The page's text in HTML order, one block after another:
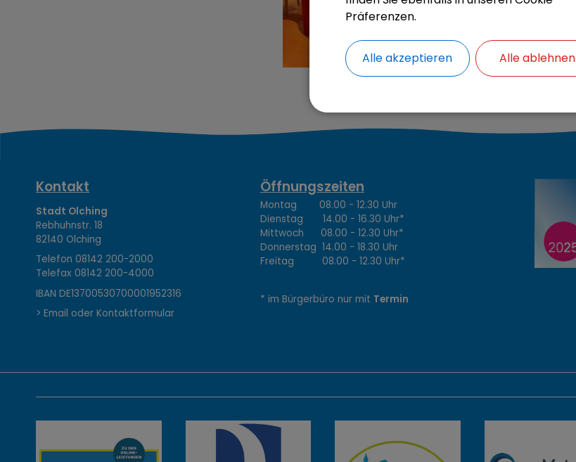
K
o
n
t
a
Kontakt
Stadt Olching
Rebhuhnstr. 18
82140 Olching
Telefon08142 200-2000
Telefax08142 200-4000
IBAN DE13700530700001952316
> Email oder Kontaktformular
Öffnungszeiten
Montag 08.00 - 12.30 Uhr
Dienstag 14.00 - 16.30 Uhr*
Mittwoch 08.00 - 12.30 Uhr*
Donnerstag 14.00 - 18.30 Uhr
Freitag 08.00 - 12.30 Uhr*
* im Bürgerbüro nur mit Termin
Präferenzen.
Alle akzeptieren Alle ablehnen